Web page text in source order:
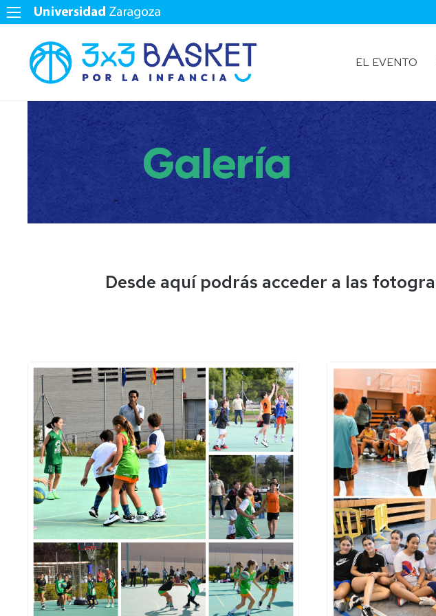
EL EVENTO
Técnica
Reglamento
Desde aquí podrás acceder a las